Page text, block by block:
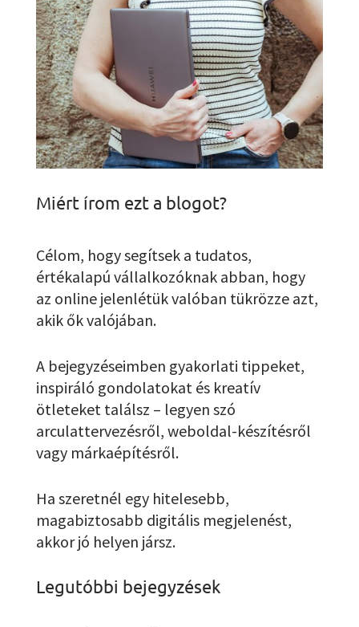
Miért írom ezt a blogot?
Célom, hogy segítsek a tudatos,
értékalapú vállalkozóknak abban, hogy
az online jelenlétük valóban tükrözze azt,
akik ők valójában.
A bejegyzéseimben gyakorlati tippeket,
inspiráló gondolatokat és kreatív
ötleteket találsz – legyen szó
arculattervezésről, weboldal-készítésről
vagy márkaépítésről.
Ha szeretnél egy hitelesebb,
magabiztosabb digitális megjelenést,
akkor jó helyen jársz.
Legutóbbi bejegyzések